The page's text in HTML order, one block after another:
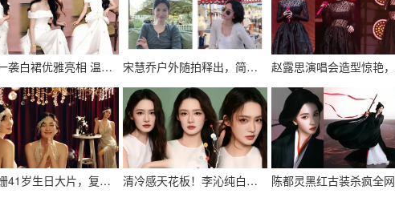
刘涛一袭白裙优雅亮相 温婉从容尽显成熟女性魅力 宋慧乔户外随拍释出，简约穿搭尽显松弛清冷气质
卢靖姗41岁生日大片，复古风情直接封神 清冷感天花板！李沁纯白大片释出，松弛与高级感直接拉满